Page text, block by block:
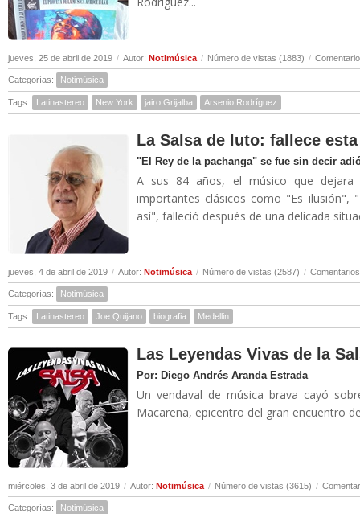
jueves, 25 de abril de 2019 / Autor: Notimúsica / Número de vistas (1883) /
Categorías: Notimúsica
Tags: Latinastereo New York jairo Grijalba Arsenio Rodríguez
La Salsa de luto: fallece
"El Rey de la pachanga" se fue sin decir
A sus 84 años, el músico que
importantes clásicos como "Es ilusión",
así", falleció después de una delicada
jueves, 4 de abril de 2019 / Autor: Notimúsica / Número de vistas (2587) /
Categorías: Notimúsica
Tags: Latinastereo Joe Quijano biografia Medellin
Las Leyendas Vivas de la
Por: Diego Andrés Aranda Estrada
Un vendaval de música brava cayó
Macarena, epicentro del gran encuentro
miércoles, 3 de abril de 2019 / Autor: Notimúsica / Número de vistas (3615) /
Categorías: Notimúsica